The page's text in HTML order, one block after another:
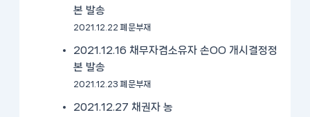
본 발송
2021.12.22 폐문부재
2021.12.16 채무자겸소유자 손OO 개시결정정
본 발송
2021.12.23 폐문부재
2021.12.27 채권자 농